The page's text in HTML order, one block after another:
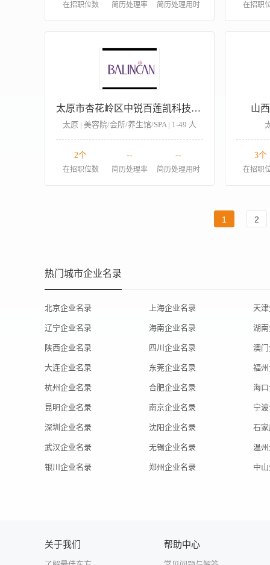
在招职位数 简历处理率 简历处理用时 在招职
太原市杏花岭区中锐百莲凯科技美肤中心
太原 | 美容院/会所/养生馆/SPA | 1-49 人
2个
在招职位数
--
简历处理率
--
简历处理用时
山
3个
在招职
1 2
热门城市企业名录
北京企业名录 上海企业名录 天
辽宁企业名录 海南企业名录 湖
陕西企业名录 四川企业名录 澳
大连企业名录 东莞企业名录 福
杭州企业名录 合肥企业名录 海
昆明企业名录 南京企业名录 宁
深圳企业名录 沈阳企业名录 石
武汉企业名录 无锡企业名录 温
银川企业名录 郑州企业名录 中
关于我们 帮助中心